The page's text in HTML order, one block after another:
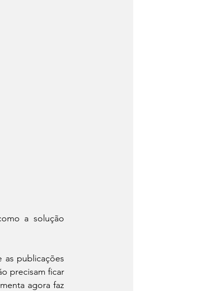
a solução
as publicações
precisam ficar
agora faz